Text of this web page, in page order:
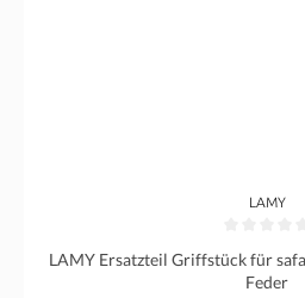
LAMY
LAMY Ersatzteil Griffstück für
Feder